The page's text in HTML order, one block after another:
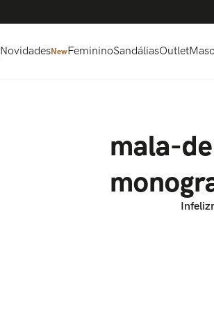
NovidadesNewFemininoSandáliasOutlet
mala-